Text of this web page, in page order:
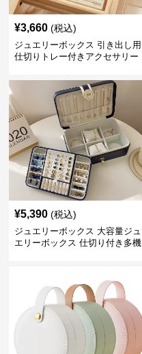
¥3,660 (税込)
ジュエリーボックス 引き出し用
仕切りトレー付きアクセサリー
¥5,390 (税込)
ジュエリーボックス 大容量ジュ
エリーボックス 仕切り付き多機